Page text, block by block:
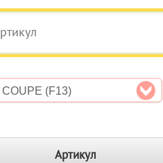
COUPE (F13)
Артикул